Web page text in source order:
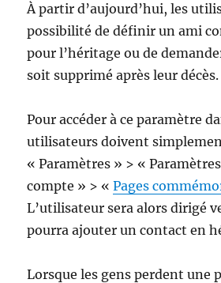
À partir d’aujourd’hui, les
possibilité de définir un ami
pour l’héritage ou de
soit supprimé après leur décès.
Pour accéder à ce paramètre
utilisateurs doivent
« Paramètres » > «
compte » > «Pages
L’utilisateur sera alors dirigé
pourra ajouter un contact en
Lorsque les gens perdent une